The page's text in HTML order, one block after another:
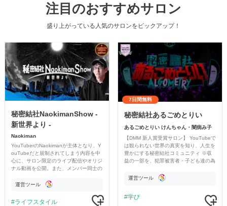
注目のおすすめサロン
盛り上がっている人気のサロンをピックアップ！
秘密結社NaokimanShow -
新世界より -
Naokiman
YouTuberのNaokimanが主体となり、Y
ouTubeだと規制されてしまう内容を中
心に、サロン限定のライブ配信やオリジ
ナル動画を公開。また、メンバー同士の
ただいています。
運営ツール
ライフスタイル
7日間無料
秘密結社あるごめとりい
あるごめとりい けんちゃん・闇病み子
【DMM 新人賞受賞サロン】 YouTubeで
は観られない世界の真実を知り、人生を
豊かにする秘密結社コミュニティ ※収
益の一部を、犯罪被害者・子ども達の為
す運営ツール
学び